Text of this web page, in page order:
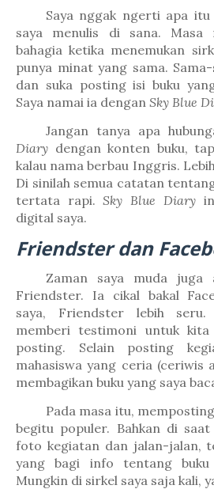
Saya nggak ngerti apa
saya menulis di sana. Masa
bahagia ketika menemukan
punya minat yang sama.
dan suka posting isi buku
Saya namai ia dengan Sky Blue
Jangan tanya apa
Diary dengan konten buku,
kalau nama berbau Inggris.
Di sinilah semua catatan
tertata rapi.Sky Blue Diary
digital saya.
Friendster dan
Zaman saya muda juga
Friendster. Ia cikal bakal
saya, Friendster lebih
memberi testimoni untuk
posting. Selain posting
mahasiswa yang ceria (ceriwis
membagikan buku yang saya
Pada masa itu,
begitu populer. Bahkan di
foto kegiatan dan jalan-jalan,
yang bagi info tentang buku
Mungkin di sirkel saya saja kali,